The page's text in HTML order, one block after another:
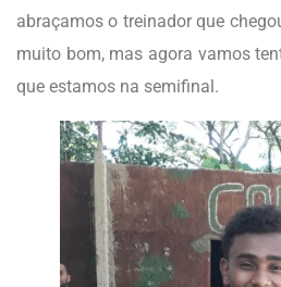
abraçamos o treinador que
muito bom, mas agora vamos
que estamos na semifinal.